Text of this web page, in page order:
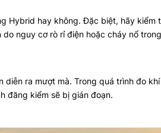
Hybrid hay không. Đặc biệt, hãy kiểm
nguy cơ rò rỉ điện hoặc cháy nổ
ra mượt mà. Trong quá trình đo
đăng kiểm sẽ bị gián đoạn.